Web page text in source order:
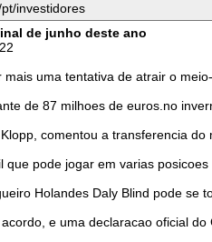
investidores
de junho deste ano
uma tentativa de atrair o
de 87 milhoes de euros.no
comentou a transferencia
que pode jogar em varias
Holandes Daly Blind pode
e uma declaracao oficial